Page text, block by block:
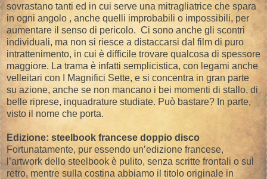
sovrastano tanti ed in cui serve una mitragliatrice che spara
in ogni angolo , anche quelli improbabili o impossibili, per
aumentare il senso di pericolo. Ci sono anche gli scontri
individuali, ma non si riesce a distaccarsi dal film di puro
intrattenimento, in cui è difficile trovare qualcosa di spessore
maggiore. La trama è infatti semplicistica, con legami anche
velleitari con I Magnifici Sette, e si concentra in gran parte
su azione, anche se non mancano i bei momenti di stallo, di
belle riprese, inquadrature studiate. Può bastare? In parte,
visto il nome che porta.
Edizione: steelbook francese doppio disco
Fortunatamente, pur essendo un’edizione francese,
l’artwork dello steelbook è pulito, senza scritte frontali o sul
retro, mentre sulla costina abbiamo il titolo originale in